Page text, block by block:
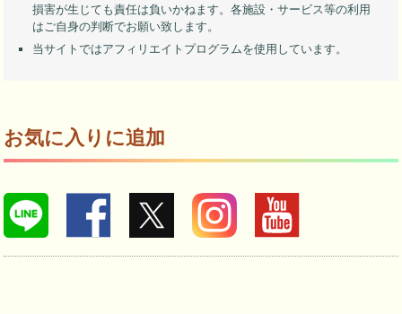
損害が生じても責任は負いかねます。各施設・サービス等の利用
はご自身の判断でお願い致します。
当サイトではアフィリエイトプログラムを使用しています。
お気に入りに追加